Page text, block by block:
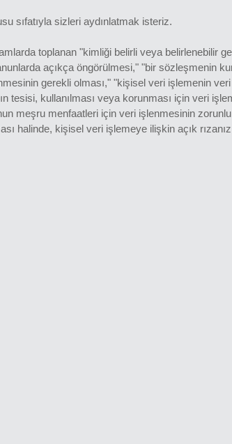
sıfatıyla sizleri aydınlatmak isteriz.
toplanan "kimliği belirli veya belirlenebilir
açıkça öngörülmesi," "bir sözleşmenin
gerekli olması," "kişisel veri işlemenin
tesisi, kullanılması veya korunması için veri
meşru menfaatleri için veri işlenmesinin
halinde, kişisel veri işlemeye ilişkin açık